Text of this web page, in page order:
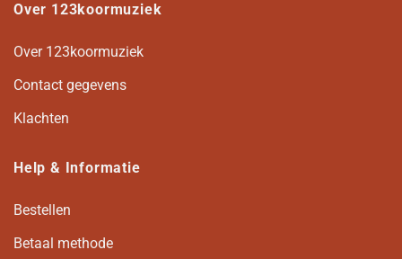
Over 123koormuziek
Over 123koormuziek
Contact gegevens
Klachten
Help & Informatie
Bestellen
Betaal methode